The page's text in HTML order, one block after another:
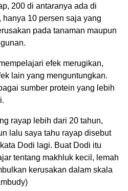
200 di antaranya ada di
hanya 10 persen saja yang
pada tanaman maupun
efek merugikan,
lain yang menguntungkan.
sumber protein yang lebih
rayap lebih dari 20 tahun,
lalu saya tahu rayap disebut
Dodi lagi. Buat Dodi itu
tentang makhluk kecil, lemah
kerusakan dalam skala